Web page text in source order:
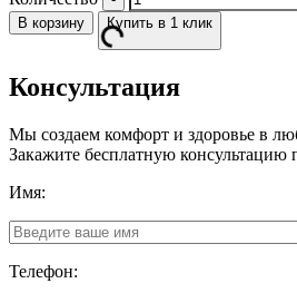
В корзину Купить в 1 клик
Консультация
Мы создаем комфорт и здоровье в
Закажите бесплатную консультацию
Имя:
Телефон: